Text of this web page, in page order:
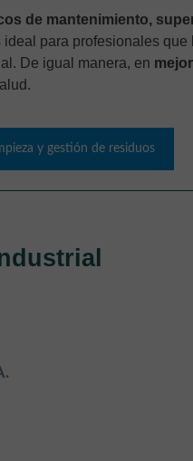
de mantenimiento,
para profesionales que
De igual manera, en
y gestión de residuos